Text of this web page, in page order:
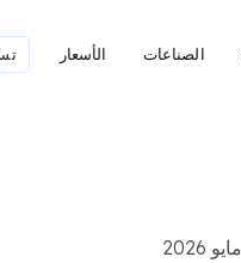
الصناعات الأسعار